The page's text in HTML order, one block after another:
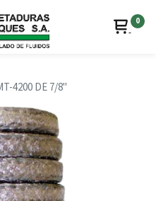
0
4200 DE 7/8"